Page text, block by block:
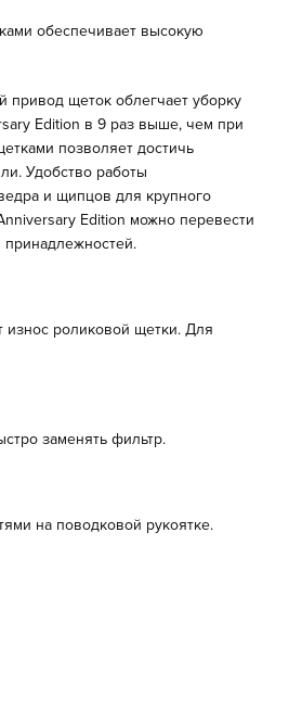
обеспечивает высокую
щеток облегчает уборку
Edition в 9 раз выше, чем при
позволяет достичь
Удобство работы
и щипцов для крупного
Edition можно перевести
износ роликовой щетки. Для
заменять фильтр.
на поводковой рукоятке.